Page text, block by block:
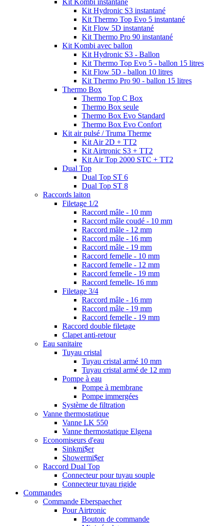
Kit Kombi instantané
Kit Hydronic S3 instantané
Kit Thermo Top Evo 5 instantané
Kit Flow 5D instantané
Kit Thermo Pro 90 instantané
Kit Kombi avec ballon
Kit Hydronic S3 - Ballon
Kit Thermo Top Evo 5 - ballon 15 litres
Kit Flow 5D - ballon 10 litres
Kit Thermo Pro 90 - ballon 15 litres
Thermo Box
Thermo Top C Box
Thermo Box seule
Thermo Box Evo Standard
Thermo Box Evo Confort
Kit air pulsé / Truma Therme
Kit Air 2D + TT2
Kit Airtronic S3 + TT2
Kit Air Top 2000 STC + TT2
Dual Top
Dual Top ST 6
Dual Top ST 8
Raccords laiton
Filetage 1/2
Raccord mâle - 10 mm
Raccord mâle coudé - 10 mm
Raccord mâle - 12 mm
Raccord mâle - 16 mm
Raccord mâle - 19 mm
Raccord femelle - 10 mm
Raccord femelle - 12 mm
Raccord femelle - 19 mm
Raccord femelle- 16 mm
Filetage 3/4
Raccord mâle - 16 mm
Raccord mâle - 19 mm
Raccord femelle - 19 mm
Raccord double filetage
Clapet anti-retour
Eau sanitaire
Tuyau cristal
Tuyau cristal armé 10 mm
Tuyau cristal armé de 12 mm
Pompe à eau
Pompe à membrane
Pompe immergées
Système de filtration
Vanne thermostatique
Vanne LK 550
Vanne thermostatique Elgena
Economiseurs d'eau
Sinkmi$er
Showermi$er
Raccord Dual Top
Connecteur pour tuyau souple
Connecteur tuyau rigide
Commandes
Commande Eberspaecher
Pour Airtronic
Bouton de commande